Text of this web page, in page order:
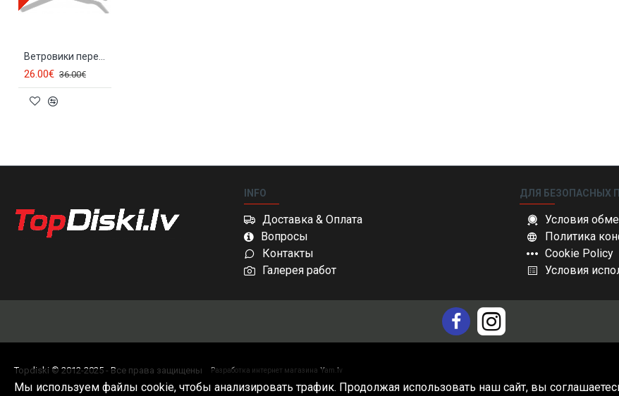
26.00€ 36.00€
INFO
Доставка & Оплата
Вопросы
Контакты
Галерея работ
ДЛЯ БЕЗОПАСНЫХ
Условия
Политика
Cookie Policy
Условия
Topdiski © 2012-2025 - Все права защищены Разработка интернет магазина Yam.lv
Мы используем файлы cookie, чтобы анализировать трафик. Продолжая использовать наш сайт, вы